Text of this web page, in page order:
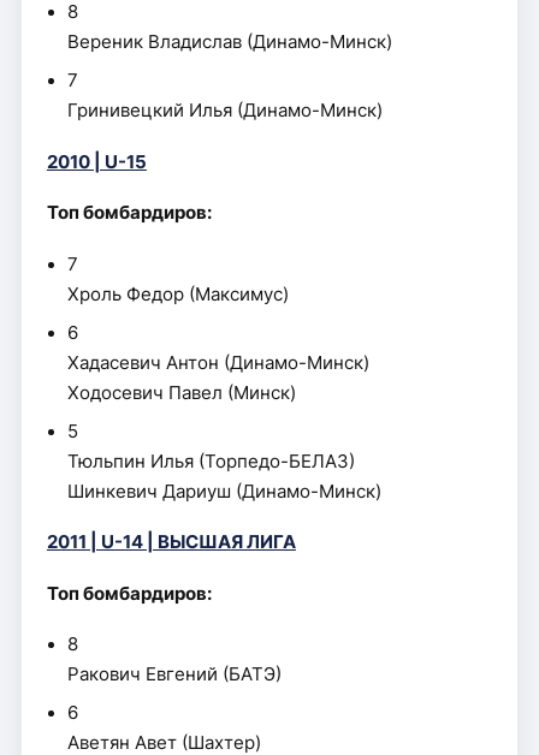
8
Вереник Владислав (Динамо-Минск)
7
Гринивецкий Илья (Динамо-Минск)
2010 | U-15
Топ бомбардиров:
7
Хроль Федор (Максимус)
6
Хадасевич Антон (Динамо-Минск)
Ходосевич Павел (Минск)
5
Тюльпин Илья (Торпедо-БЕЛАЗ)
Шинкевич Дариуш (Динамо-Минск)
2011 | U-14 | ВЫСШАЯ ЛИГА
Топ бомбардиров:
8
Ракович Евгений (БАТЭ)
6
Аветян Авет (Шахтер)